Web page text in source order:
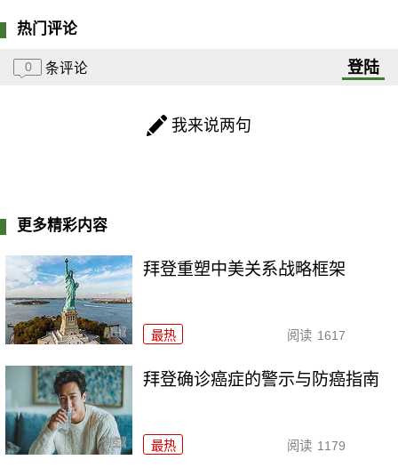
热门评论
0 条评论 登陆
我来说两句
更多精彩内容
拜登重塑中美关系战略框架
最热 阅读 1617
拜登确诊癌症的警示与防癌指南
最热 阅读 1179